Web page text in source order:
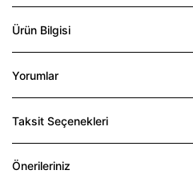
Ürün Bilgisi
Yorumlar
Taksit Seçenekleri
Önerileriniz